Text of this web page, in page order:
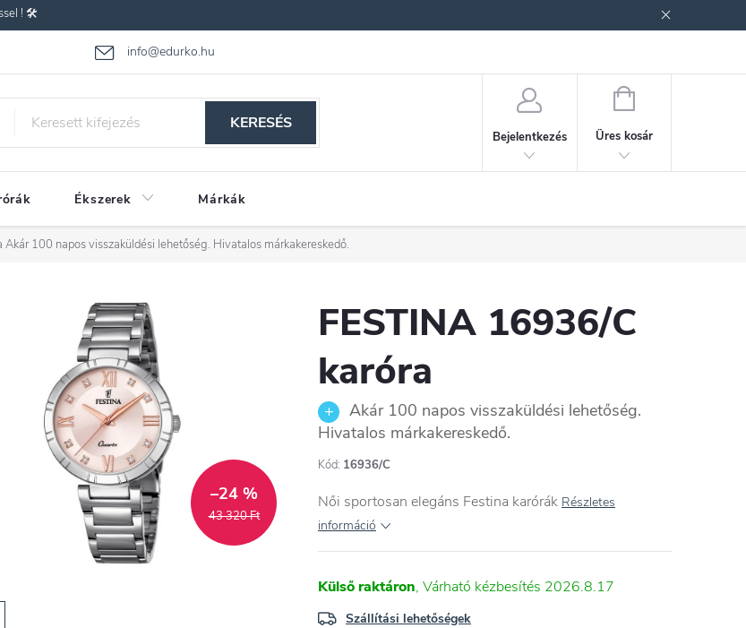
! 🛠️
info@edurko.hu
Gyakran ismételt kérdések
KERESÉS
Bejelentkezés
KOSÁR
Üres kosár
Ékszerek Márkák
Akár 100 napos visszaküldési lehetőség. Hivatalos márkakereskedő.
43 320 Ft
–24 %
FESTINA 16936/C
karóra
Akár 100 napos visszaküldési lehetőség.
Hivatalos márkakereskedő.
Kód: 16936/C
Női sportosan elegáns Festina karórák Részletes
információ
Külső raktáron 2026.8.17
Szállítási lehetőségek